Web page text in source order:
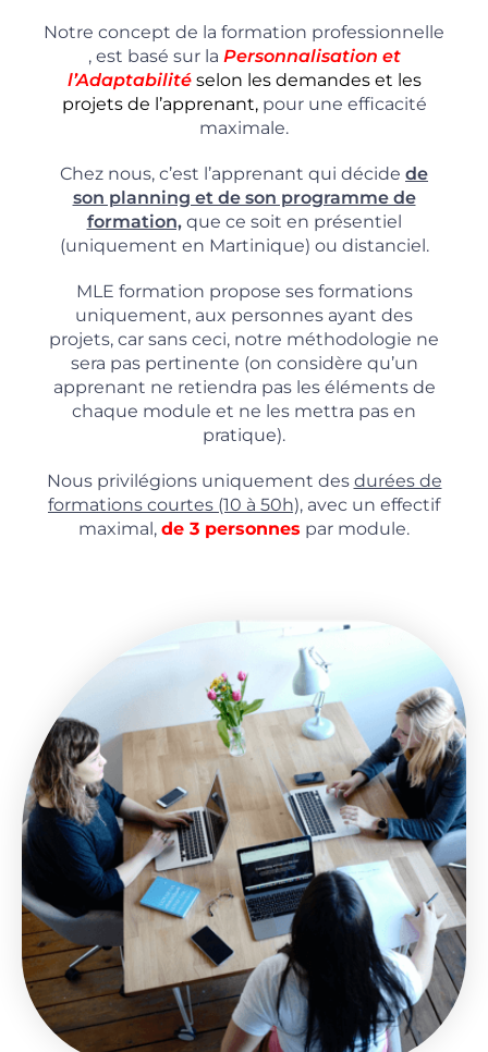
Notre concept de la formation professionnelle
, est basé sur la Personnalisation et
l’Adaptabilité selon les demandes et les
projets de l’apprenant,pour une efficacité
maximale.
Chez nous, c’est l’apprenant qui décide de
son planning et de son programme de
formation,que ce soit en présentiel
(uniquement en Martinique) ou distanciel.
MLE formation propose ses formations
uniquement, aux personnes ayant des
projets, car sans ceci, notre méthodologie ne
sera pas pertinente (on considère qu’un
apprenant ne retiendra pas les éléments de
chaque module et ne les mettra pas en
pratique).
Nous privilégions uniquement des durées de
formations courtes (10 à 50h), avec un effectif
maximal, de 3 personnes par module.